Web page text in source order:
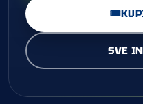
🎟️
SVE